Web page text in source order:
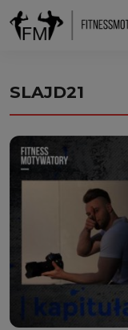
SLAJD21